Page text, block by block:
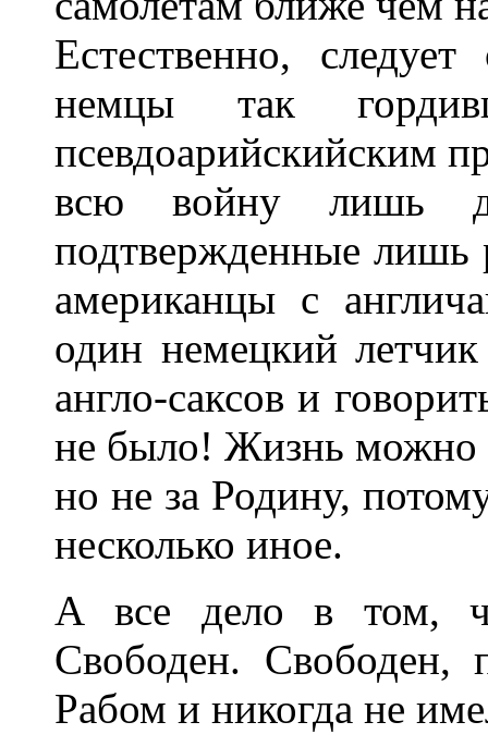
Естественно,
немцы так
псевдоарийскийским
всю войну лишь
подтвержденные лишь
американцы с
один немецкий
англо-саксов и
не было! Жизнь можно
но не за Родину,
несколько иное.
А все дело в том,
Свободен. Свободен,
Рабом и никогда не